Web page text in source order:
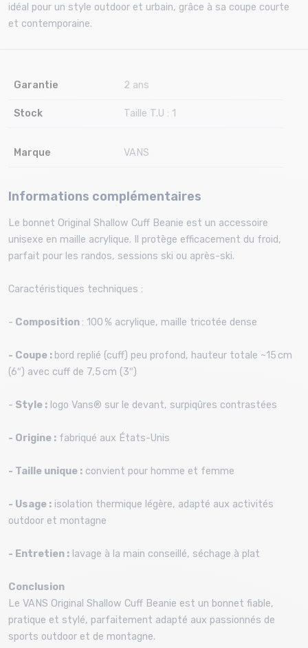
idéal pour un style outdoor et urbain, grâce à sa coupe courte
et contemporaine.
Garantie 2 ans
Stock Taille T.U : 1
Marque VANS
Informations complémentaires
Le bonnet Original Shallow Cuff Beanie est un accessoire
unisexe en maille acrylique. Il protège efficacement du froid,
parfait pour les randos, sessions ski ou après-ski.
Caractéristiques techniques :
- Composition : 100 % acrylique, maille tricotée dense
- Coupe : bord replié (cuff) peu profond, hauteur totale ~15 cm
(6″) avec cuff de 7,5 cm (3″)
- Style : logo Vans® sur le devant, surpiqûres contrastées
- Origine : fabriqué aux États-Unis
- Taille unique : convient pour homme et femme
- Usage : isolation thermique légère, adapté aux activités
outdoor et montagne
- Entretien : lavage à la main conseillé, séchage à plat
Conclusion
Le VANS Original Shallow Cuff Beanie est un bonnet fiable,
pratique et stylé, parfaitement adapté aux passionnés de
sports outdoor et de montagne.